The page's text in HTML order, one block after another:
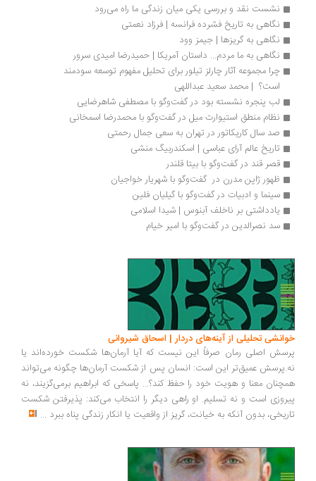
نشست نقد و بررسی یکی میان زندگی ما راه می‌رود
نگاهی به تاریخ فشرده فرانسه | فرزاد نعمتی
نگاهی به گریزها | جیمز وود
نگاهی به ما مردم... داستان آمریکا | حمیدرضا امیدی سرور
چرا مجموعه آثار چارلز تیلور برای تحلیل مفهوم توسعه سودمند
است؟  | محمد سعید عبداللهی
لب پنجره نشسته بود در گفت‌وگو با مصطفی شاهرضایی
نظام منطق استیوارت میل در گفت‌وگو با محمدرضا اسمخانی
صد سال کاریکاتور در تهران به سعی جمال رحمتی
تاریخ عالم آرای عباسی | اسکندربیگ منشی
قصر قند در گفت‌وگو با بیتا قلندر
ظهور ژاپن ‌مدرن در  گفت‌و‌گو با شهریار خواجیان
سینما و ادبیات در گفت‌وگو با گیلیان فلین
یادداشتی بر ناخلف آبنوس | شیدا اسلامی
سد نصرالدین در گفت‌وگو با امیر خیام
تحلیلی از آینه‌های دردار | اسحاق شیروانی
اصلی رمان صرفاً این نیست که آیا آرمان‌ها شکست خورده‌اند یا
عمیق‌تر این است: انسان پس از شکست آرمان‌ها چگونه می‌تواند
معنا و هویت خود را حفظ کند؟... پاسخی که ابراهیم برمی‌گزیند، نه
است و نه تسلیم. او راهی دیگر را انتخاب می‌کند: پذیرفتن شکست
بدون آنکه به خیانت، گریز از واقعیت یا انکار زندگی پناه ببرد...